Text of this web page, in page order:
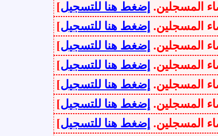
إضغط هنا للتسجيل]
إضغط هنا للتسجيل]
إضغط هنا للتسجيل]
إضغط هنا للتسجيل]
إضغط هنا للتسجيل]
إضغط هنا للتسجيل]
إضغط هنا للتسجيل]